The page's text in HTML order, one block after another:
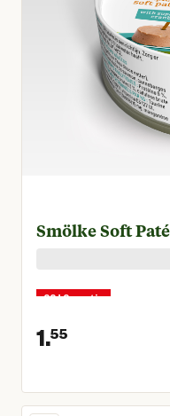
Smölke Soft
22+2 gratis
1.55
Huidige